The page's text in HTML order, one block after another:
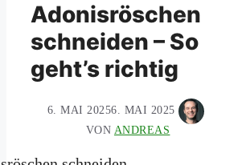
Adonisröschen
schneiden – So
geht’s richtig
6. MAI 20256. MAI 2025
VON ANDREAS